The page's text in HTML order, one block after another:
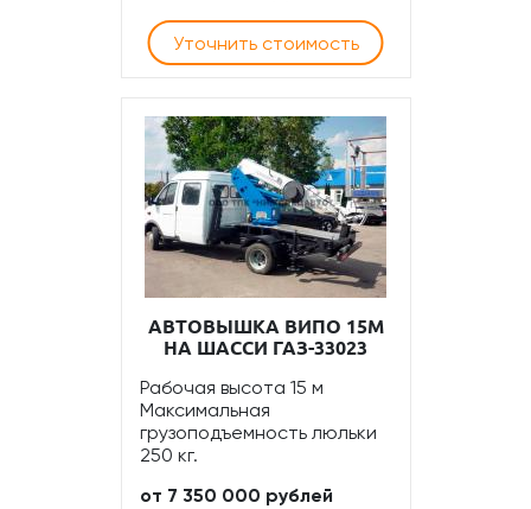
Уточнить стоимость
АВТОВЫШКА ВИПО 15М
НА ШАССИ ГАЗ-33023
Рабочая высота 15 м
Максимальная
грузоподъемность люльки
250 кг.
от 7 350 000 рублей